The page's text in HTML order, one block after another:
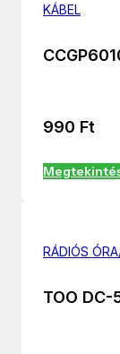
KÁBEL
990 Ft
RÁDIÓS
TOO